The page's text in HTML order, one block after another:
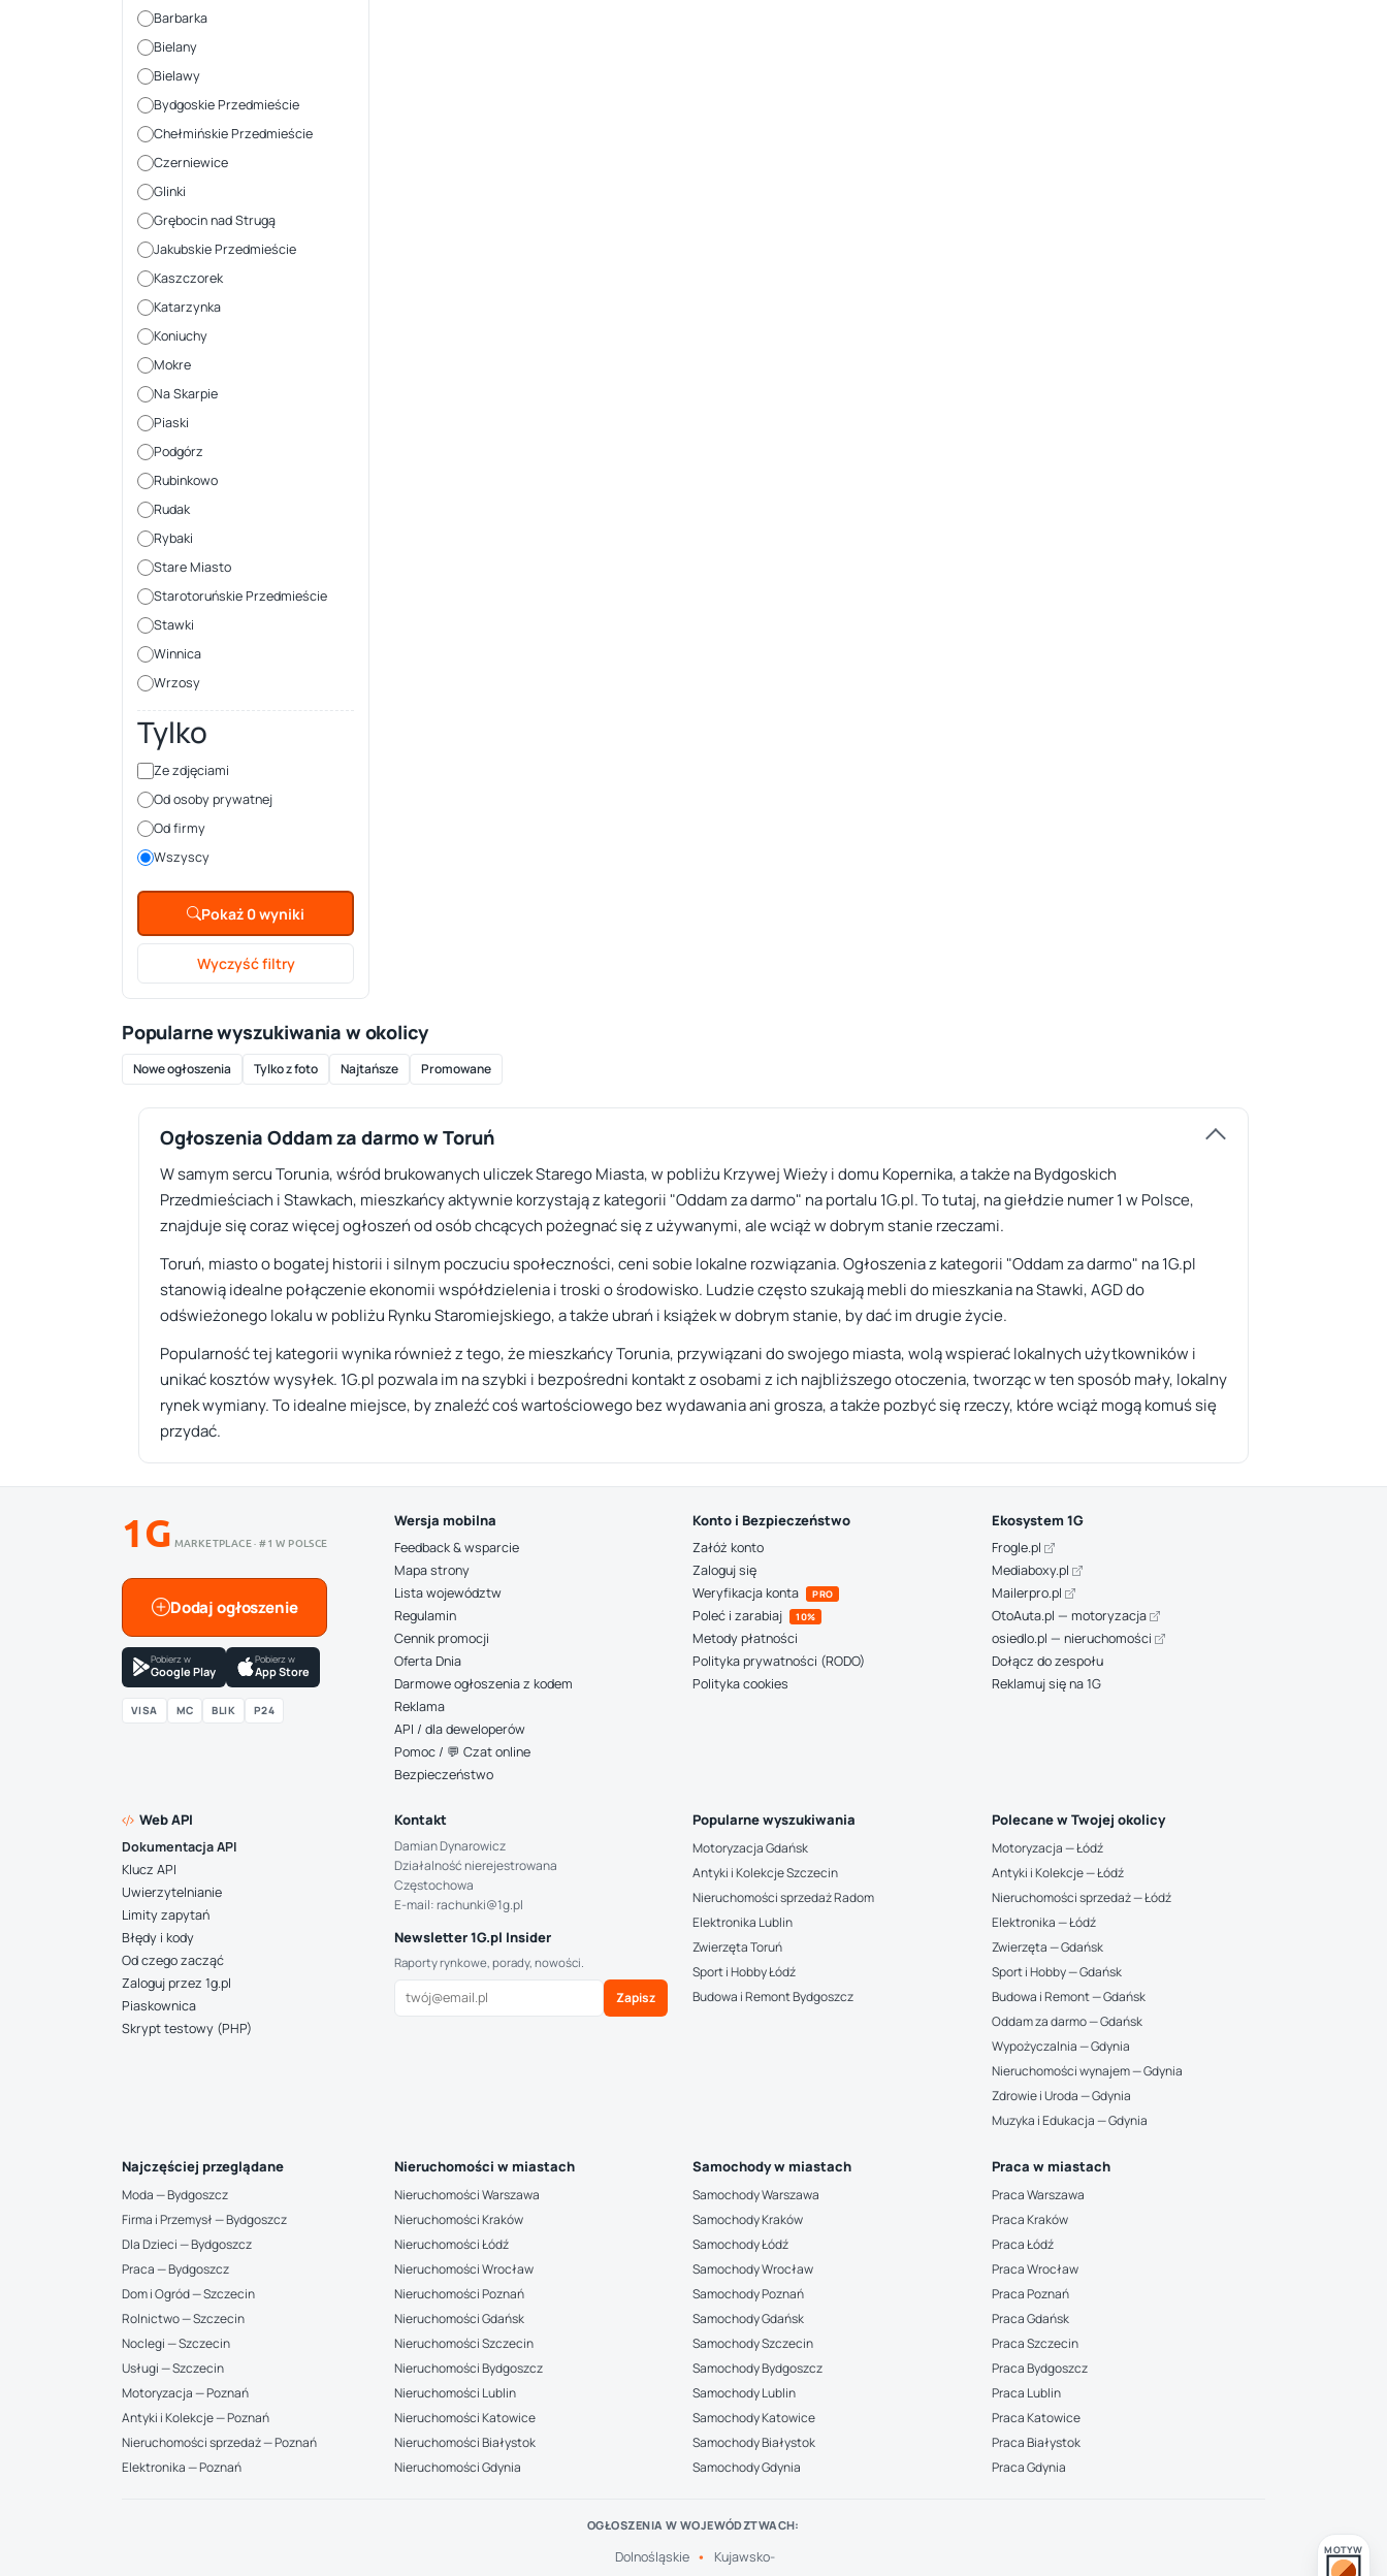
MOTYW
Barbarka
Bielany
Bielawy
Bydgoskie Przedmieście
Chełmińskie Przedmieście
Czerniewice
Glinki
Grębocin nad Strugą
Jakubskie Przedmieście
Kaszczorek
Katarzynka
Koniuchy
Mokre
Na Skarpie
Piaski
Podgórz
Rubinkowo
Rudak
Rybaki
Stare Miasto
Starotoruńskie Przedmieście
Stawki
Winnica
Wrzosy
Tylko
Ze zdjęciami
Od osoby prywatnej
Od firmy
Wszyscy
Pokaż 0 wyniki
Wyczyść filtry
Popularne wyszukiwania w okolicy
Nowe ogłoszenia Tylko z foto Najtańsze Promowane
Ogłoszenia Oddam za darmo w Toruń
W samym sercu Torunia, wśród brukowanych uliczek Starego Miasta, w pobliżu Krzywej Wieży i domu Kopernika, a także na Bydgoskich
Przedmieściach i Stawkach, mieszkańcy aktywnie korzystają z kategorii "Oddam za darmo" na portalu 1G.pl. To tutaj, na giełdzie numer 1 w Polsce,
znajduje się coraz więcej ogłoszeń od osób chcących pożegnać się z używanymi, ale wciąż w dobrym stanie rzeczami.
Toruń, miasto o bogatej historii i silnym poczuciu społeczności, ceni sobie lokalne rozwiązania. Ogłoszenia z kategorii "Oddam za darmo" na 1G.pl
stanowią idealne połączenie ekonomii współdzielenia i troski o środowisko. Ludzie często szukają mebli do mieszkania na Stawki, AGD do
odświeżonego lokalu w pobliżu Rynku Staromiejskiego, a także ubrań i książek w dobrym stanie, by dać im drugie życie.
Popularność tej kategorii wynika również z tego, że mieszkańcy Torunia, przywiązani do swojego miasta, wolą wspierać lokalnych użytkowników i
unikać kosztów wysyłek. 1G.pl pozwala im na szybki i bezpośredni kontakt z osobami z ich najbliższego otoczenia, tworząc w ten sposób mały, lokalny
rynek wymiany. To idealne miejsce, by znaleźć coś wartościowego bez wydawania ani grosza, a także pozbyć się rzeczy, które wciąż mogą komuś się
przydać.
1G MARKETPLACE · #1 W POLSCE
Dodaj ogłoszenie
Pobierz w
Google Play
Pobierz w
App Store
VISA MC BLIK P24
Wersja mobilna
Feedback & wsparcie
Mapa strony
Lista województw
Regulamin
Cennik promocji
Oferta Dnia
Darmowe ogłoszenia z kodem
Reklama
API / dla deweloperów
Pomoc / 💬 Czat online
Bezpieczeństwo
Konto i Bezpieczeństwo
Załóż konto
Zaloguj się
Weryfikacja konta
PRO
Poleć i zarabiaj 10%
Metody płatności
Polityka prywatności (RODO)
Polityka cookies
Ekosystem 1G
Frogle.pl
Mediaboxy.pl
Mailerpro.pl
OtoAuta.pl — motoryzacja
osiedlo.pl — nieruchomości
Dołącz do zespołu
Reklamuj się na 1G
Web API
Dokumentacja API
Klucz API
Uwierzytelnianie
Limity zapytań
Błędy i kody
Od czego zacząć
Zaloguj przez 1g.pl
Piaskownica
Skrypt testowy (PHP)
Kontakt
Damian Dynarowicz
Działalność nierejestrowana
Częstochowa
E-mail: rachunki@1g.pl
Newsletter 1G.pl Insider
Raporty rynkowe, porady, nowości.
Zapisz
Popularne wyszukiwania
Motoryzacja Gdańsk
Antyki i Kolekcje Szczecin
Nieruchomości sprzedaż Radom
Elektronika Lublin
Zwierzęta Toruń
Sport i Hobby Łódź
Budowa i Remont Bydgoszcz
Polecane w Twojej okolicy
Motoryzacja — Łódź
Antyki i Kolekcje — Łódź
Nieruchomości sprzedaż — Łódź
Elektronika — Łódź
Zwierzęta — Gdańsk
Sport i Hobby — Gdańsk
Budowa i Remont — Gdańsk
Oddam za darmo — Gdańsk
Wypożyczalnia — Gdynia
Nieruchomości wynajem — Gdynia
Zdrowie i Uroda — Gdynia
Muzyka i Edukacja — Gdynia
Najczęściej przeglądane
Moda — Bydgoszcz
Firma i Przemysł — Bydgoszcz
Dla Dzieci — Bydgoszcz
Praca — Bydgoszcz
Dom i Ogród — Szczecin
Rolnictwo — Szczecin
Noclegi — Szczecin
Usługi — Szczecin
Motoryzacja — Poznań
Antyki i Kolekcje — Poznań
Nieruchomości sprzedaż — Poznań
Elektronika — Poznań
Nieruchomości w miastach
Nieruchomości Warszawa
Nieruchomości Kraków
Nieruchomości Łódź
Nieruchomości Wrocław
Nieruchomości Poznań
Nieruchomości Gdańsk
Nieruchomości Szczecin
Nieruchomości Bydgoszcz
Nieruchomości Lublin
Nieruchomości Katowice
Nieruchomości Białystok
Nieruchomości Gdynia
Samochody w miastach
Samochody Warszawa
Samochody Kraków
Samochody Łódź
Samochody Wrocław
Samochody Poznań
Samochody Gdańsk
Samochody Szczecin
Samochody Bydgoszcz
Samochody Lublin
Samochody Katowice
Samochody Białystok
Samochody Gdynia
Praca w miastach
Praca Warszawa
Praca Kraków
Praca Łódź
Praca Wrocław
Praca Poznań
Praca Gdańsk
Praca Szczecin
Praca Bydgoszcz
Praca Lublin
Praca Katowice
Praca Białystok
Praca Gdynia
OGŁOSZENIA W WOJEWÓDZTWACH:
Dolnośląskie
Kujawsko-